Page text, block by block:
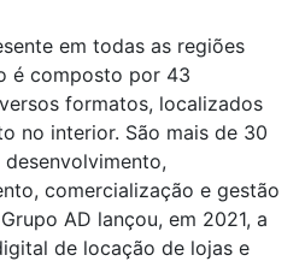
em todas as regiões
é composto por 43
formatos, localizados
no interior. São mais de 30
comercialização e gestão
AD lançou, em 2021, a
de locação de lojas e